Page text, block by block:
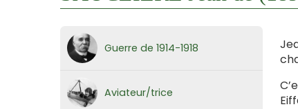
Guerre de 1914-1918
Aviateur/trice